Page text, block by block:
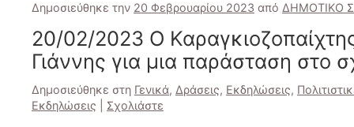
Δημοσιεύθηκε την 20 Φεβρουαρίου 2023 από ΔΗΜΟΤΙΚΟ
20/02/2023 Ο
Γιάννης για μια παράσταση στο
Δημοσιεύθηκε στη Γενικά, Δράσεις, Εκδηλώσεις,
Εκδηλώσεις
Σχολιάστε